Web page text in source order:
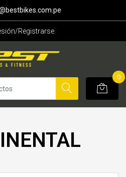
Registrarse
0